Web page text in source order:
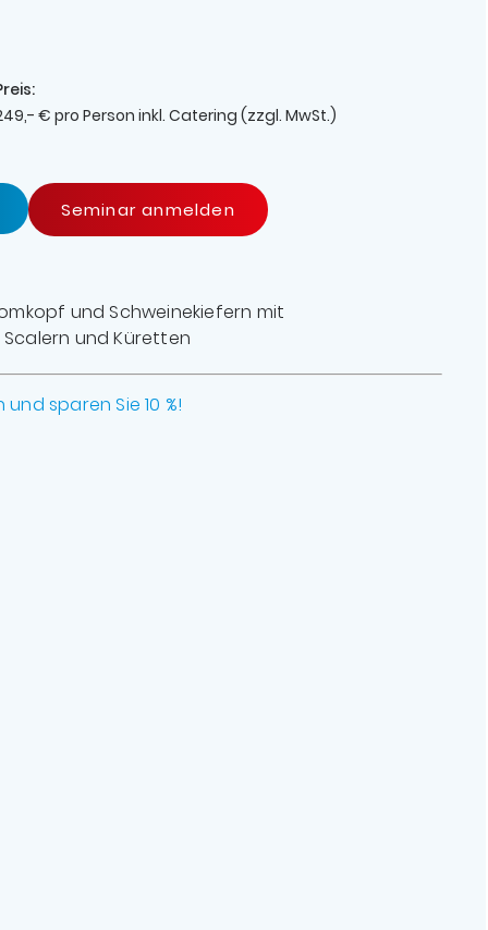
€ pro Person inkl. Catering (zzgl. MwSt.)
Seminar anmelden
und Schweinekiefern mit
und Küretten
sparen Sie 10 %!